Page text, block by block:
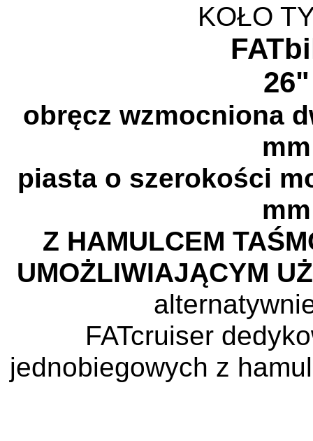
KOŁO
26"
obręcz wzmocniona
mm
piasta o szerokości
mm
Z HAMULCEM
UMOŻLIWIAJĄCYM
FATcruiser
jednobiegowych z